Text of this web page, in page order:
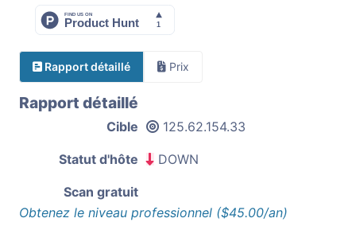
Rapport détaillé Prix
Rapport détaillé
Cible 125.62.154.33
Statut d'hôte DOWN
Scan gratuit
Obtenez le niveau professionnel ($45.00/an)